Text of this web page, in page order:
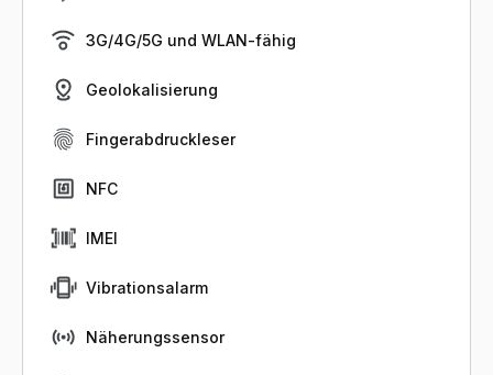
3G/4G/5G und WLAN-fähig
Geolokalisierung
Fingerabdruckleser
NFC
IMEI
Vibrationsalarm
Näherungssensor